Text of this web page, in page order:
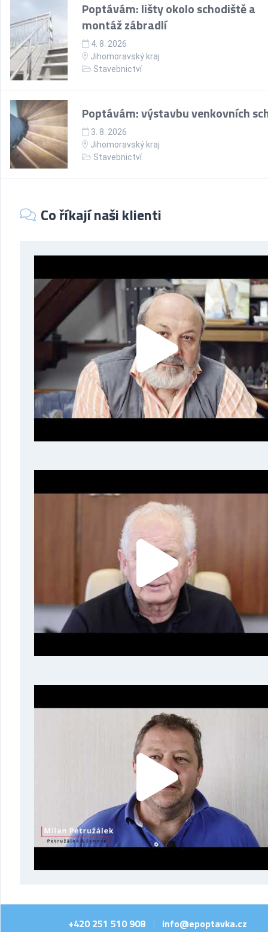
Poptávám: lišty okolo schodiště a
montáž zábradlí
4. 8. 2026
Jihomoravský kraj
Stavebnictví
Poptávám: výstavbu venkovních
3. 8. 2026
Jihomoravský kraj
Stavebnictví
Co říkají naši klienti
+420 251 510 908 info@epoptavka.cz